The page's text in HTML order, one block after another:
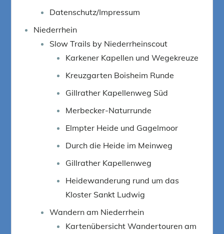
Datenschutz/Impressum
Niederrhein
Slow Trails by Niederrheinscout
Karkener Kapellen und Wegekreuze
Kreuzgarten Boisheim Runde
Gillrather Kapellenweg Süd
Merbecker-Naturrunde
Elmpter Heide und Gagelmoor
Durch die Heide im Meinweg
Gillrather Kapellenweg
Heidewanderung rund um das
Kloster Sankt Ludwig
Wandern am Niederrhein
Kartenübersicht Wandertouren am